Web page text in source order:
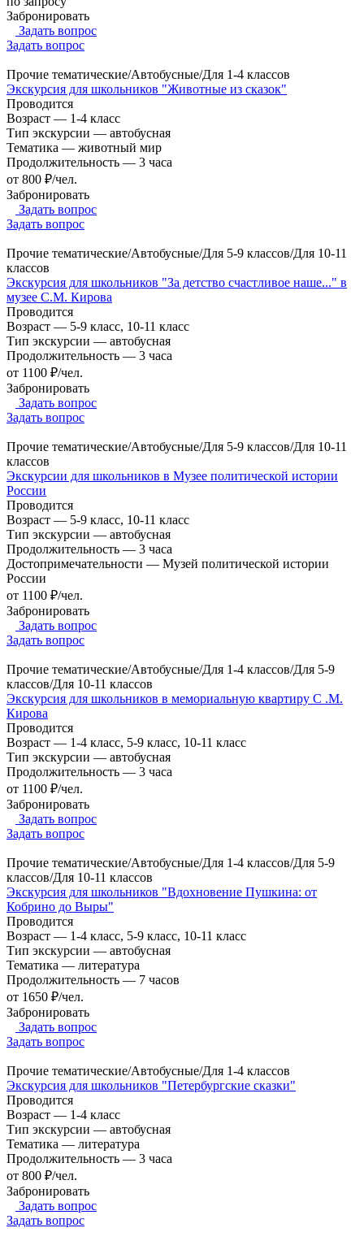
Забронировать
Задать вопрос
Задать вопрос
Прочие тематические/Автобусные/Для 1-4 классов
Экскурсия для школьников "Животные из сказок"
Проводится
Возраст — 1-4 класс
Тип экскурсии — автобусная
Тематика — животный мир
Продолжительность — 3 часа
от 800 ₽/чел.
Забронировать
Задать вопрос
Задать вопрос
Прочие тематические/Автобусные/Для 5-9 классов/Для 10-11
классов
Экскурсия для школьников "За детство счастливое наше..." в
музее С.М. Кирова
Проводится
Возраст — 5-9 класс, 10-11 класс
Тип экскурсии — автобусная
Продолжительность — 3 часа
от 1100 ₽/чел.
Забронировать
Задать вопрос
Задать вопрос
Прочие тематические/Автобусные/Для 5-9 классов/Для 10-11
классов
Экскурсии для школьников в Музее политической истории
России
Проводится
Возраст — 5-9 класс, 10-11 класс
Тип экскурсии — автобусная
Продолжительность — 3 часа
Достопримечательности — Музей политической истории
России
от 1100 ₽/чел.
Забронировать
Задать вопрос
Задать вопрос
Прочие тематические/Автобусные/Для 1-4 классов/Для 5-9
классов/Для 10-11 классов
Экскурсия для школьников в мемориальную квартиру С .М.
Кирова
Проводится
Возраст — 1-4 класс, 5-9 класс, 10-11 класс
Тип экскурсии — автобусная
Продолжительность — 3 часа
от 1100 ₽/чел.
Забронировать
Задать вопрос
Задать вопрос
Прочие тематические/Автобусные/Для 1-4 классов/Для 5-9
классов/Для 10-11 классов
Экскурсия для школьников "Вдохновение Пушкина: от
Кобрино до Выры"
Проводится
Возраст — 1-4 класс, 5-9 класс, 10-11 класс
Тип экскурсии — автобусная
Тематика — литература
Продолжительность — 7 часов
от 1650 ₽/чел.
Забронировать
Задать вопрос
Задать вопрос
Прочие тематические/Автобусные/Для 1-4 классов
Экскурсия для школьников "Петербургские сказки"
Проводится
Возраст — 1-4 класс
Тип экскурсии — автобусная
Тематика — литература
Продолжительность — 3 часа
от 800 ₽/чел.
Забронировать
Задать вопрос
Задать вопрос